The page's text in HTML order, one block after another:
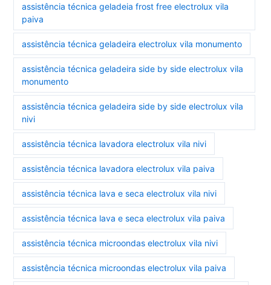
assistência técnica geladeia frost free electrolux vila
paiva
assistência técnica geladeira electrolux vila monumento
assistência técnica geladeira side by side electrolux vila
monumento
assistência técnica geladeira side by side electrolux vila
nivi
assistência técnica lavadora electrolux vila nivi
assistência técnica lavadora electrolux vila paiva
assistência técnica lava e seca electrolux vila nivi
assistência técnica lava e seca electrolux vila paiva
assistência técnica microondas electrolux vila nivi
assistência técnica microondas electrolux vila paiva